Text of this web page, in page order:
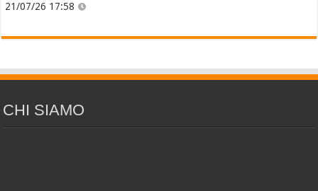
21/07/26 17:58
CHI SIAMO